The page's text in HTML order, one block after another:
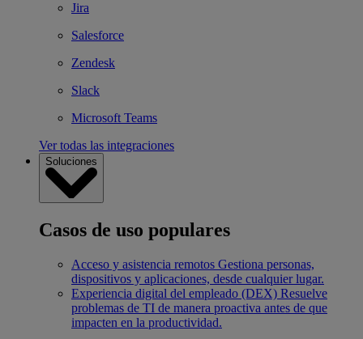
Jira
Salesforce
Zendesk
Slack
Microsoft Teams
Ver todas las integraciones
Soluciones
Casos de uso populares
Acceso y asistencia remotos Gestiona personas,
dispositivos y aplicaciones, desde cualquier lugar.
Experiencia digital del empleado (DEX) Resuelve
problemas de TI de manera proactiva antes de que
impacten en la productividad.